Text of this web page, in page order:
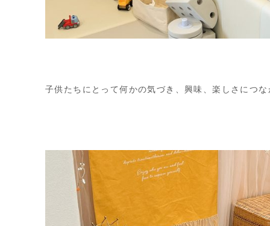
子供たちにとって何かの気づき、興味、楽しさにつ